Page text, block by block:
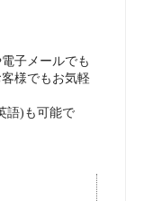
子メールでも
様でもお気軽
語)も可能で